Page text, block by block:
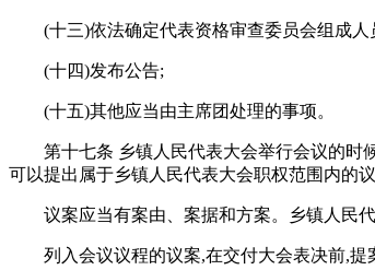
(十三)依法确定代表资格审查委员会组成
(十四)发布公告;
(十五)其他应当由主席团处理的事项。
第十七条 乡镇人民代表大会举行会议的时
可以提出属于乡镇人民代表大会职权范围内的
议案应当有案由、案据和方案。乡镇人民
列入会议议程的议案,在交付大会表决前,提